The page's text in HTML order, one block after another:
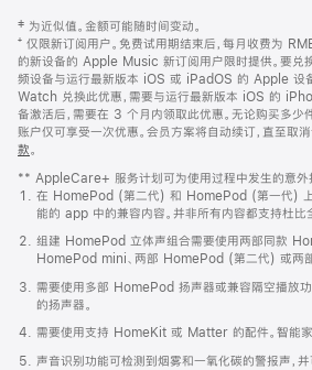
页
页
脚
注
‡ 为近似值。金额可能随时间变动。
⁺ 仅限新订阅用户。免费试用期结束后，每月收费为
的新设备的 Apple Music 新订阅用户限时提供。要兑
频设备与运行最新版本 iOS 或 iPadOS 的 Apple 设
Watch 兑换此优惠，需要与运行最新版本 iOS 的
备激活后，需要在 3 个月内领取此优惠。无论购买多少
账户仅可享受一次优惠。会员方案将自动续订，直至取
款。
窗
口
中
打
开)
** AppleCare+ 服务计划可为使用过程中发生的意外
在 HomePod (第二代) 和 HomePod (第一代) 上
能的 app 中的兼容内容。并非所有内容都支持杜比
组建 HomePod 立体声组合需要使用两部同款
HomePod mini、两部 HomePod (第二代) 或两
需要使用多部 HomePod 扬声器或兼容隔空播放
的扬声器。
需要使用支持 HomeKit 或 Matter 的配件。智能家
声音识别功能可检测到烟雾和一氧化碳的警报声，